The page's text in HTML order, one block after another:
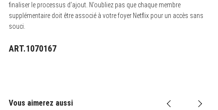
finaliser le processus d’ajout. N’oubliez pas que chaque membre
supplémentaire doit être associé à votre foyer Netflix pour un accès sans
souci.
ART.1070167
Vous aimerez aussi